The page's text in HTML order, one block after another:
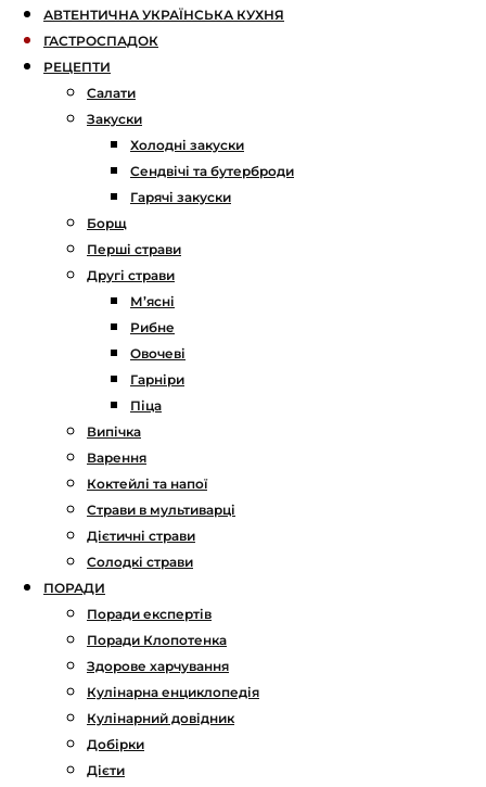
АВТЕНТИЧНА УКРАЇНСЬКА КУХНЯ
ГАСТРОСПАДОК
РЕЦЕПТИ
Салати
Закуски
Холодні закуски
Сендвічі та бутерброди
Гарячі закуски
Борщ
Перші страви
Другі страви
М’ясні
Рибне
Овочеві
Гарніри
Піца
Випічка
Варення
Коктейлі та напої
Страви в мультиварці
Дієтичні страви
Солодкі страви
ПОРАДИ
Поради експертів
Поради Клопотенка
Здорове харчування
Кулінарна енциклопедія
Кулінарний довідник
Добірки
Дієти